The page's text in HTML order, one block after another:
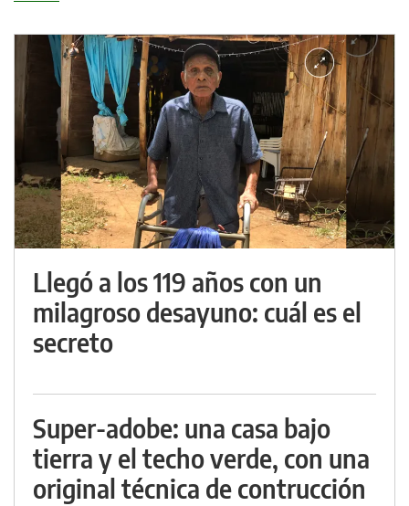
Llegó a los 119 años con un
milagroso desayuno: cuál es el
secreto
Super-adobe: una casa bajo
tierra y el techo verde, con una
original técnica de contrucción